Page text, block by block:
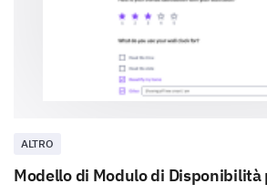
ALTRO
Modello di Modulo di Disponibilità